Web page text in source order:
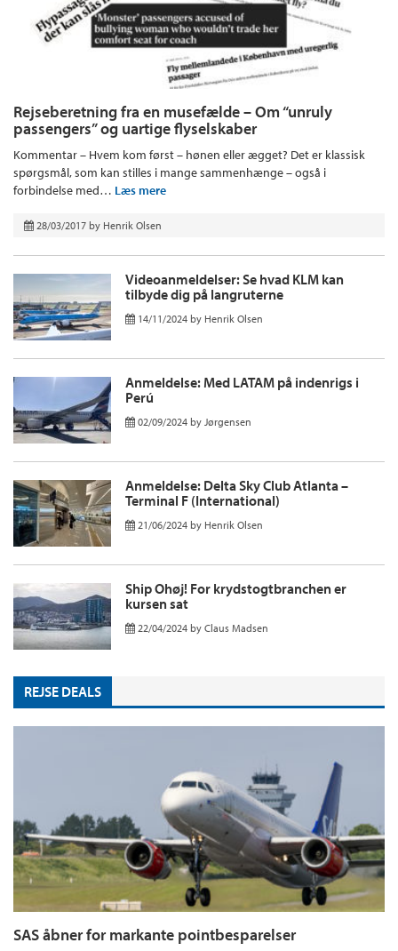
Rejseberetning fra en musefælde – Om “unruly
passengers” og uartige flyselskaber
Kommentar – Hvem kom først – hønen eller ægget? Det er klassisk
spørgsmål, som kan stilles i mange sammenhænge – også i
forbindelse med… Læs mere
28/03/2017 by Henrik Olsen
Videoanmeldelser: Se hvad KLM kan
tilbyde dig på langruterne
14/11/2024 by Henrik Olsen
Anmeldelse: Med LATAM på indenrigs i
Perú
02/09/2024 by Jørgensen
Anmeldelse: Delta Sky Club Atlanta –
Terminal F (International)
21/06/2024 by Henrik Olsen
Ship Ohøj! For krydstogtbranchen er
kursen sat
22/04/2024 by Claus Madsen
REJSE DEALS
SAS åbner for markante pointbesparelser